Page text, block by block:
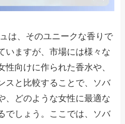
は、そのユニークな香りで
いますが、市場には様々な
性向けに作られた香水や、
スと比較することで、ソバ
、どのような女性に最適な
でしょう。ここでは、ソバ